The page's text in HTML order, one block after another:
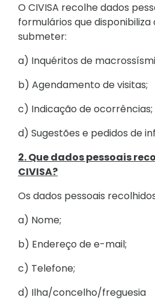
O CIVISA recolhe dados
formulários que
submeter:
a) Inquéritos de
b) Agendamento de visitas;
c) Indicação de ocorrências;
d) Sugestões e pedidos de
2. Que dados pessoais
CIVISA?
Os dados pessoais
a) Nome;
b) Endereço de e-mail;
c) Telefone;
d) Ilha/concelho/freguesia